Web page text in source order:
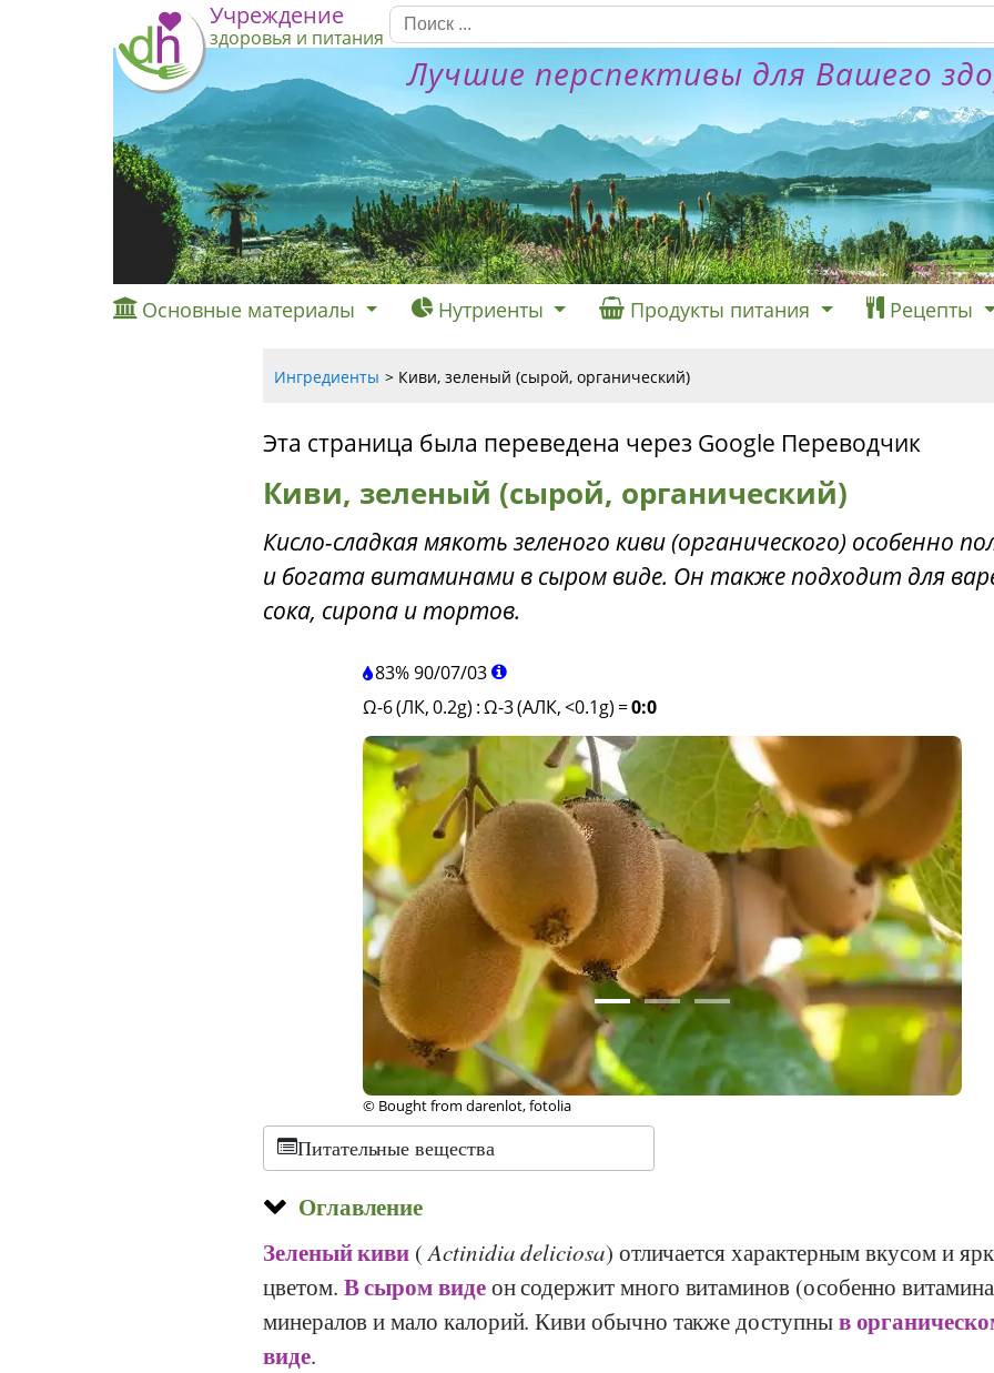
Учреждение
здоровья и питания
Лучшие перспективы для Вашего
Основные материалы Нутриенты Продукты питания Рецепты
Ингредиенты Киви, зеленый (сырой, органический)
Эта страница была переведена через Google Переводчик
Киви, зеленый (сырой, органический)
Кисло-сладкая мякоть зеленого киви (органического) особенно
и богата витаминами в сыром виде. Он также подходит для
сока, сиропа и тортов.
83%90/07/03
Ω-6 (ЛК, 0.2g) :Ω-3 (АЛК, <0.1g) =0:0
© CC-by-sa 2.0, Michael Weber, Stiftung G+E Schweiz
Питательные вещества
Оглавление
Зеленый киви (Actinidia deliciosa) отличается характерным вкусом и
цветом. В сыром видеон содержит много витаминов (особенно
минералов и мало калорий. Киви обычно также доступныв
виде.